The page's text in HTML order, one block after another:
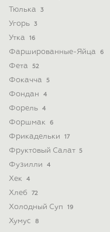
Тюлька 3
Угорь 3
Утка 16
Фаршированные-Яйца 6
Фета 52
Фокачча 5
Фондан 4
Форель 4
Форшмак 6
Фрикадельки 17
Фруктовый Салат 5
Фузилли 4
Хек 4
Хлеб 72
Холодный Суп 19
Хумус 8